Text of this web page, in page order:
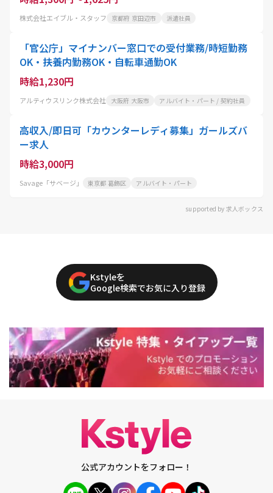
株式会社エイブル・スタッフ 京都府 京田辺市 派遣社員
「官公庁」マイナンバー窓口での受付業務/時短勤務
OK・扶養内勤務OK・自転車通勤OK
時給1,230円
アルティウスリンク株式会社 大阪府 大阪市 アルバイト・パート / 契約社員
高収入/即日可「カウンターレディ募集」ガールズバ
ー求人
時給3,000円
Savage「サベージ」 東京都 葛飾区 アルバイト・パート
supported by 求人ボックス
Kstyleを
Google検索でお気に入り登録
公式アカウントをフォロー！